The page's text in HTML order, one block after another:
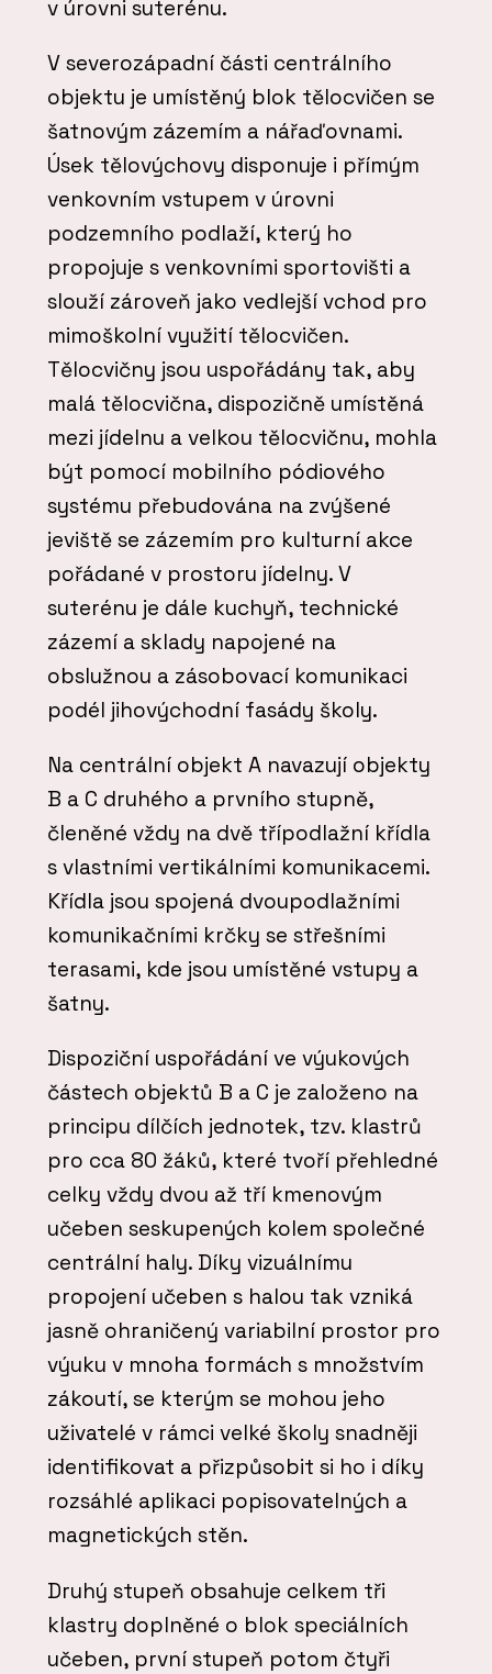
v úrovni suterénu.
V severozápadní části centrálního
objektu je umístěný blok tělocvičen se
šatnovým zázemím a nářaďovnami.
Úsek tělovýchovy disponuje i přímým
venkovním vstupem v úrovni
podzemního podlaží, který ho
propojuje s venkovními sportovišti a
slouží zároveň jako vedlejší vchod pro
mimoškolní využití tělocvičen.
Tělocvičny jsou uspořádány tak, aby
malá tělocvična, dispozičně umístěná
mezi jídelnu a velkou tělocvičnu, mohla
být pomocí mobilního pódiového
systému přebudována na zvýšené
jeviště se zázemím pro kulturní akce
pořádané v prostoru jídelny. V
suterénu je dále kuchyň, technické
zázemí a sklady napojené na
obslužnou a zásobovací komunikaci
podél jihovýchodní fasády školy.
Na centrální objekt A navazují objekty
B a C druhého a prvního stupně,
členěné vždy na dvě třípodlažní křídla
s vlastními vertikálními komunikacemi.
Křídla jsou spojená dvoupodlažními
komunikačními krčky se střešními
terasami, kde jsou umístěné vstupy a
šatny.
Dispoziční uspořádání ve výukových
částech objektů B a C je založeno na
principu dílčích jednotek, tzv. klastrů
pro cca 80 žáků, které tvoří přehledné
celky vždy dvou až tří kmenovým
učeben seskupených kolem společné
centrální haly. Díky vizuálnímu
propojení učeben s halou tak vzniká
jasně ohraničený variabilní prostor pro
výuku v mnoha formách s množstvím
zákoutí, se kterým se mohou jeho
uživatelé v rámci velké školy snadněji
identifikovat a přizpůsobit si ho i díky
rozsáhlé aplikaci popisovatelných a
magnetických stěn.
Druhý stupeň obsahuje celkem tři
klastry doplněné o blok speciálních
učeben, první stupeň potom čtyři